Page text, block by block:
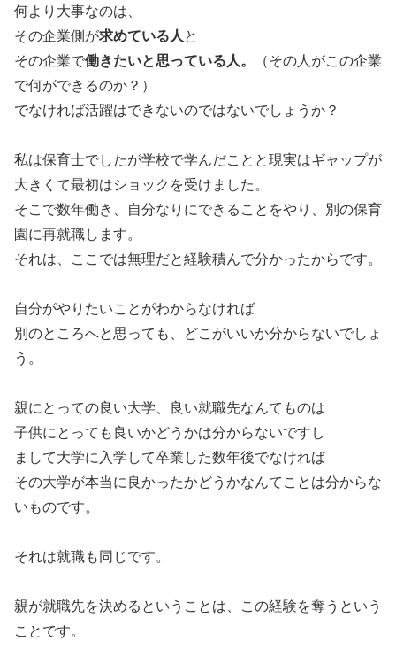
何より大事なのは、
その企業側が求めている人 と
その企業で働きたいと思っている人。
（その人がこの企業
で何ができるのか？）
でなければ活躍はできないのではないでしょうか？
私は保育士でしたが学校で学んだことと現実はギャップが
大きくて最初はショックを受けました。
そこで数年働き、自分なりにできることをやり、別の保育
園に再就職します。
それは、ここでは無理だと経験積んで分かったからです。
自分がやりたいことがわからなければ
別のところへと思っても、どこがいいか分からないでしょ
う。
親にとっての良い大学、良い就職先なんてものは
子供にとっても良いかどうかは分からないですし
まして大学に入学して卒業した数年後でなければ
その大学が本当に良かったかどうかなんてことは分からな
いものです。
それは就職も同じです。
親が就職先を決めるということは、この経験を奪うという
ことです。